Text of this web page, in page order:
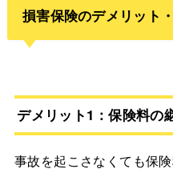
損害保険のデメリット
デメリット1：保険料の
事故を起こさなくても保